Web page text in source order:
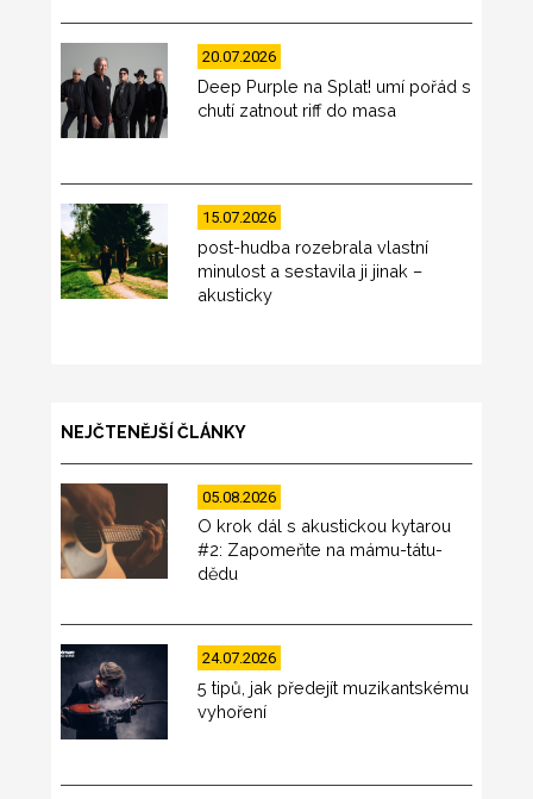
20.07.2026
Deep Purple na Splat! umí pořád s
chutí zatnout riff do masa
15.07.2026
post-hudba rozebrala vlastní
minulost a sestavila ji jinak –
akusticky
NEJČTENĚJŠÍ ČLÁNKY
05.08.2026
O krok dál s akustickou kytarou
#2: Zapomeňte na mámu-tátu-
dědu
24.07.2026
5 tipů, jak předejít muzikantskému
vyhoření